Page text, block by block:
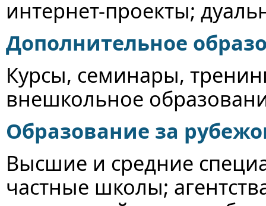
интернет-проекты;
Дополнительное
Курсы, семинары,
внешкольное
Образование за
Высшие и средние
частные школы;